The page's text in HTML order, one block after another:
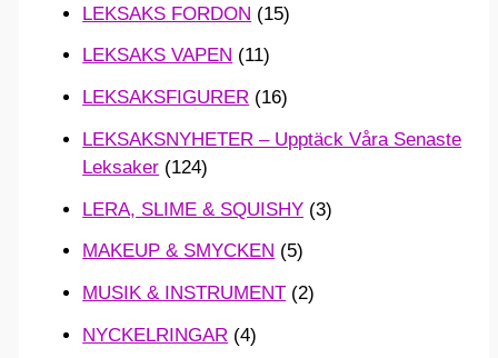
LEKSAKS FORDON (15)
LEKSAKS VAPEN (11)
LEKSAKSFIGURER (16)
LEKSAKSNYHETER – Upptäck Våra Senaste
Leksaker (124)
LERA, SLIME & SQUISHY (3)
MAKEUP & SMYCKEN (5)
MUSIK & INSTRUMENT (2)
NYCKELRINGAR (4)